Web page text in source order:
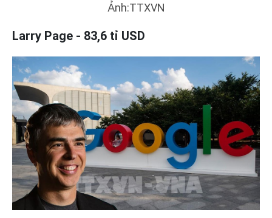
Ảnh:TTXVN
Larry Page - 83,6 tỉ USD